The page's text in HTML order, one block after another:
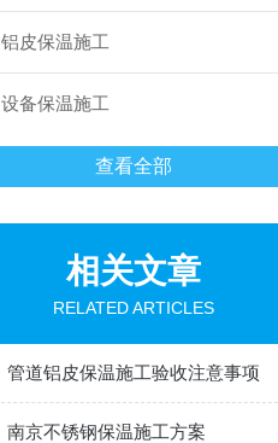
铝皮保温施工
设备保温施工
查看全部
相关文章
RELATED ARTICLES
管道铝皮保温施工验收注意事项
南京不锈钢保温施工方案